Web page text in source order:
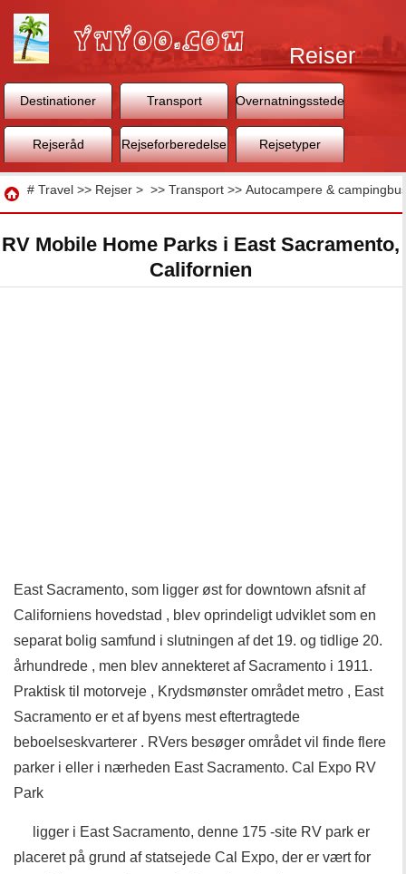
Rejser
Destinationer Transport Overnatningssteder
Rejseråd Rejseforberedelse Rejsetyper
Rejse
# Travel >> Rejser > >> Transport >> Autocampere &
RV Mobile Home Parks i East Sacramento,
Californien
East Sacramento, som ligger øst for downtown afsnit af
Californiens hovedstad , blev oprindeligt udviklet som en
separat bolig samfund i slutningen af ​​det 19. og tidlige 20.
århundrede , men blev annekteret af Sacramento i 1911.
Praktisk til motorveje , Krydsmønster området metro , East
Sacramento er et af byens mest eftertragtede
beboelseskvarterer . RVers besøger området vil finde flere
parker i eller i nærheden East Sacramento. Cal Expo RV
Park
ligger i East Sacramento, denne 175 -site RV park er
placeret på grund af statsejede Cal Expo, der er vært for